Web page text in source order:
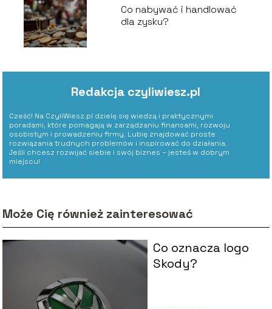
Co nabywać i handlować
dla zysku?
Redakcja czyliwiesz.pl
Cześć! Na CzyliWiesz.pl dzielę się wiedzą i praktycznymi
poradami, które pomagają w zarządzaniu finansami, rozwoju
osobistym i prowadzeniu firmy. Lubię znajdować proste
rozwiązania trudnych problemów i inspirować do działania.
Jeśli chcesz rozwijać siebie i swój biznes – jesteś w dobrym
miejscu!
Może Cię również zainteresować
Co oznacza logo
Skody?